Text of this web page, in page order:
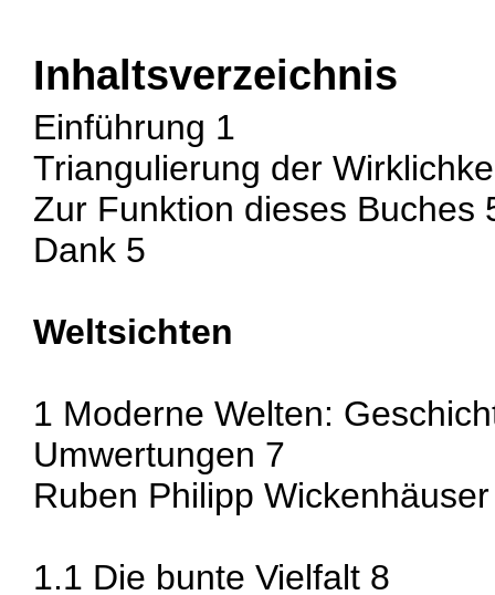
Inhaltsverzeichnis
Einführung 1
Triangulierung der
Zur Funktion dieses Buches
Dank 5
Weltsichten
1 Moderne Welten:
Umwertungen 7
Ruben Philipp Wickenhäuser
1.1 Die bunte Vielfalt 8